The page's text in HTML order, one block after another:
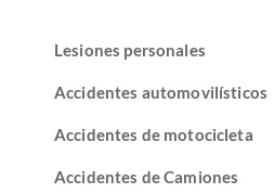
Lesiones personales
Accidentes automovilísticos
Accidentes de motocicleta
Accidentes de Camiones